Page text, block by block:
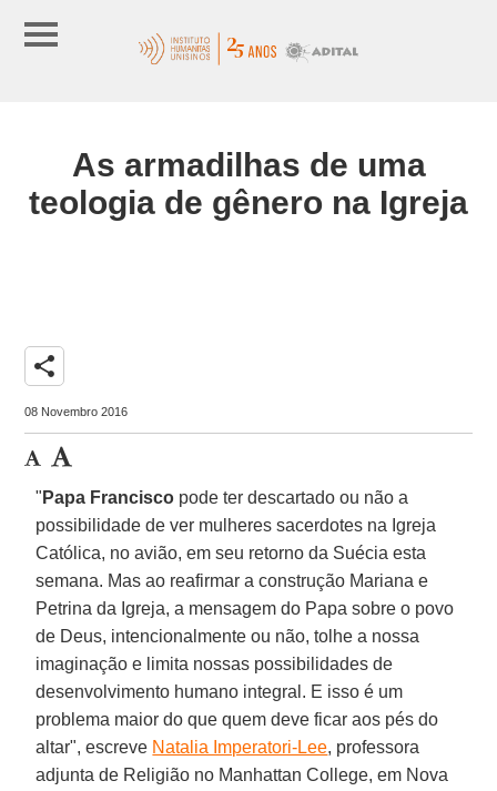
As armadilhas de uma
teologia de gênero na Igreja
share
08 Novembro 2016
" Papa Francisco pode ter descartado ou não a
possibilidade de ver mulheres sacerdotes na Igreja
Católica, no avião, em seu retorno da Suécia esta
semana. Mas ao reafirmar a construção Mariana e
Petrina da Igreja, a mensagem do Papa sobre o povo
de Deus, intencionalmente ou não, tolhe a nossa
imaginação e limita nossas possibilidades de
desenvolvimento humano integral. E isso é um
problema maior do que quem deve ficar aos pés do
altar", escreve Natalia Imperatori-Lee, professora
adjunta de Religião no Manhattan College, em Nova